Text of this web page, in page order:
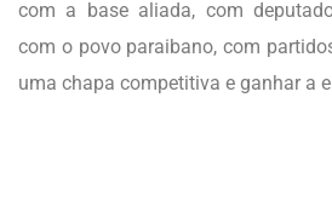
com a base aliada, com
com o povo paraibano, com
uma chapa competitiva e ganhar a